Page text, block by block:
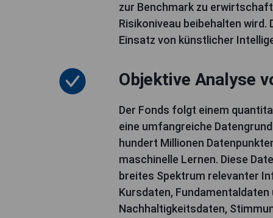
zur Benchmark zu
Risikoniveau beibehalten wird.
Einsatz von künstlicher
Objektive Analyse
Der Fonds folgt einem
eine umfangreiche
hundert Millionen
maschinelle Lernen. Diese
breites Spektrum relevanter
Kursdaten, Fundamentaldaten
Nachhaltigkeitsdaten,